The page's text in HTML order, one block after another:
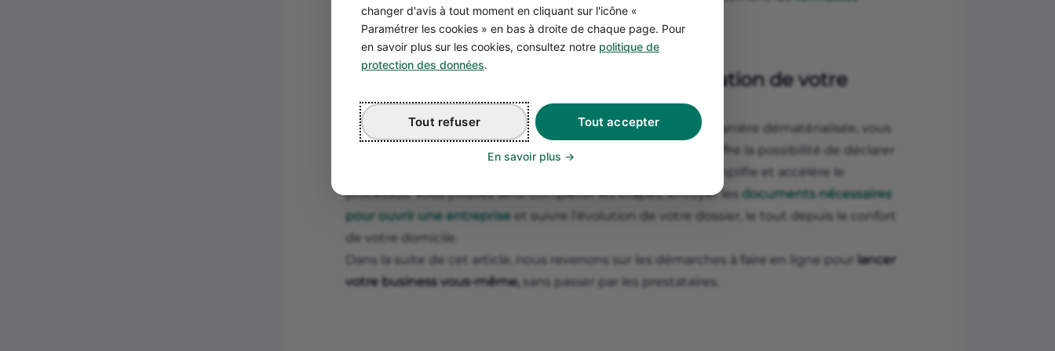
changer d'avis à tout moment en cliquant sur l'icône «
Paramétrer les cookies » en bas à droite de chaque page. Pour
en savoir plus sur les cookies, consultez notre politique de
protection des données.
Tout accepter
Tout refuser
En savoir plus
de création de société
2. Prendre vous-même en charge la création de votre
entreprise
Pour gérer vous-même la création de votre entreprise de manière dématérialisée, vous
guichet unique d'entreprise
. Ce site vous offre la possibilité de déclarer
votre activité et de créer votre entreprise en ligne, ce qui simplifie et accélère le
processus. Vous pouvez ainsi compléter les étapes, envoyer les documents nécessaires
pour ouvrir une entreprise et suivre l'évolution de votre dossier, le tout depuis le confort
de votre domicile.
Dans la suite de cet article, nous revenons sur les démarches à faire en ligne pour lancer
votre business vous-même, sans passer par les prestataires.